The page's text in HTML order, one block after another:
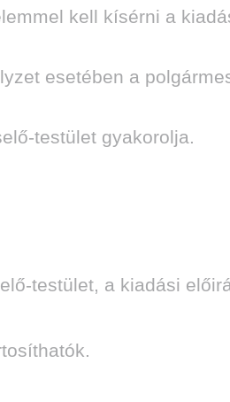
kell kísérni a
esetében a
testület gyakorolja.
testület, a kiadási